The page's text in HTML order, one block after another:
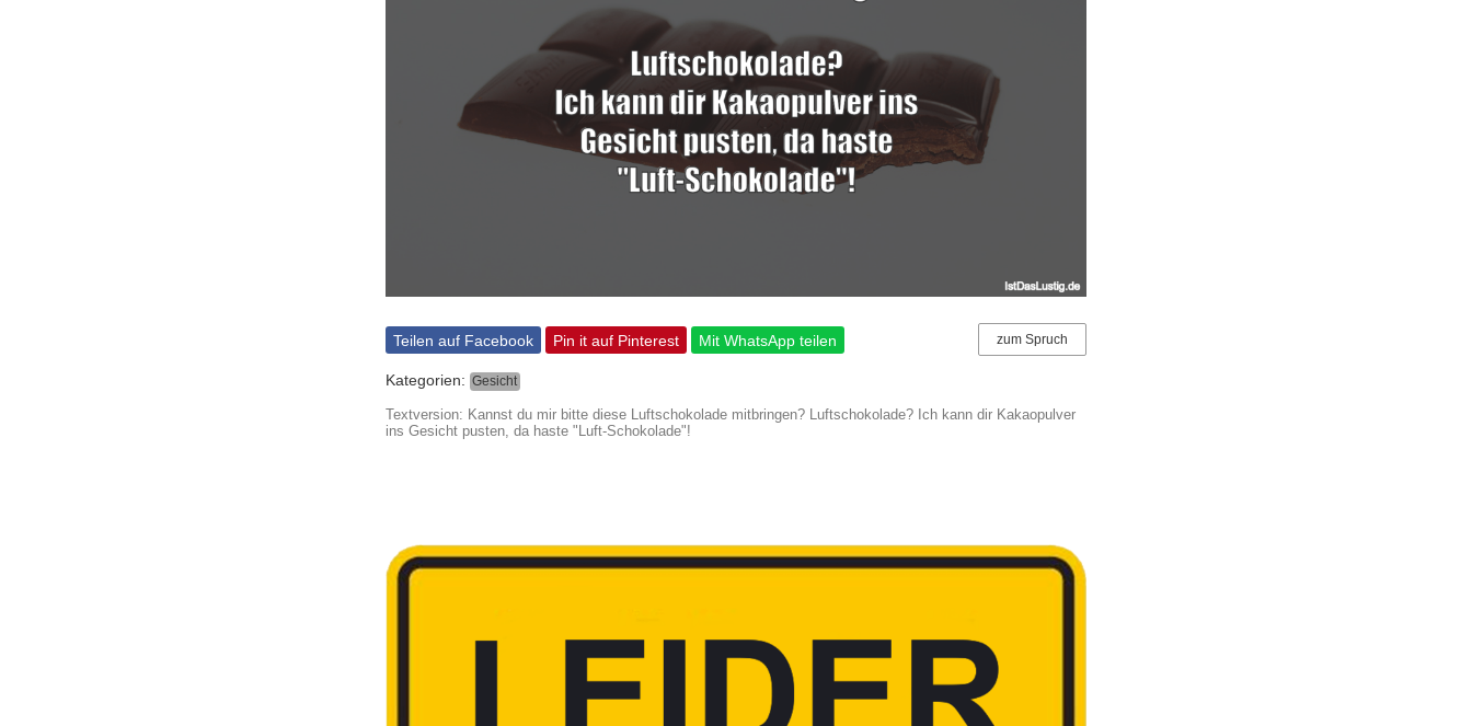
zum Spruch
Teilen auf Facebook Pin it auf Pinterest Mit WhatsApp teilen
Kategorien: Gesicht
Textversion: Kannst du mir bitte diese Luftschokolade mitbringen? Luftschokolade? Ich kann dir Kakaopulver
ins Gesicht pusten, da haste "Luft-Schokolade"!